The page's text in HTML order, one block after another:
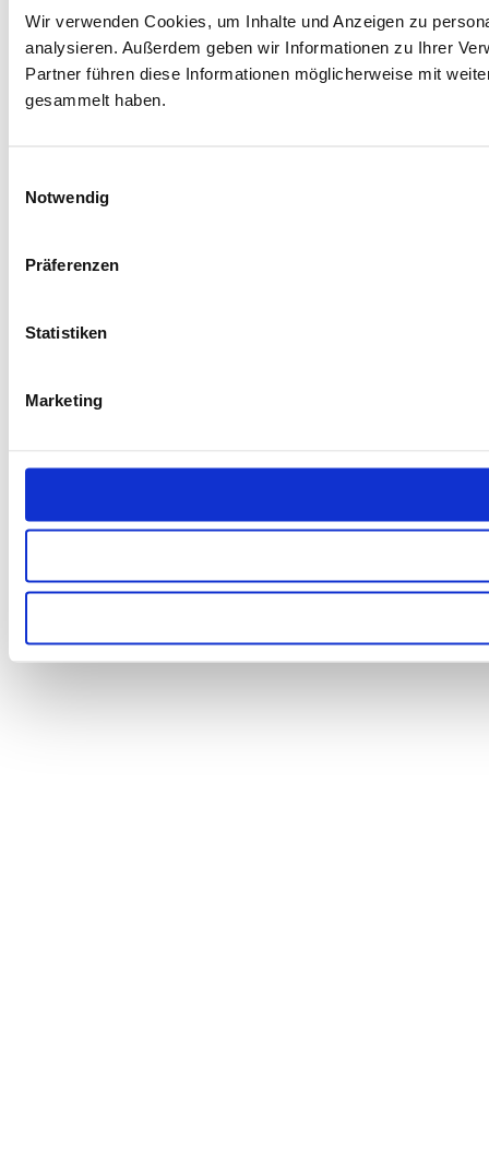
Wir verwenden Cookies, um Inhalte und Anzeigen zu
analysieren. Außerdem geben wir Informationen zu Ihrer
Partner führen diese Informationen möglicherweise mit
gesammelt haben.
Notwendig
Präferenzen
Statistiken
Marketing